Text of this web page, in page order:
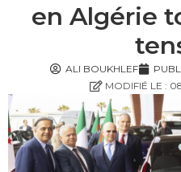
en Algérie
ALI BOUKHLEF
MODIFIÉ LE :